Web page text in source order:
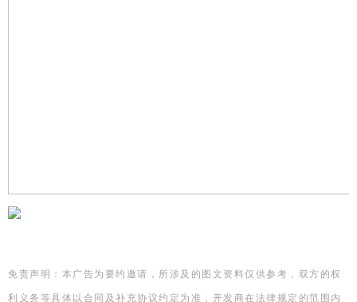
免责声明：本广告为要约邀请，所涉及的图文资料仅供参考，双方的权
利义务等具体以合同及补充协议约定为准，开发商在法律规定的范围内